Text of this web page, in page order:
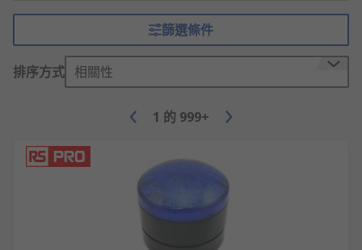
自動化操作，實現智能化，能幫助企業高效管
理資源和安排生產。
工業自動化設備的廠商推薦
RS 台灣為您提供了不同品牌的工業自動化設備，如
格、型號的產品供您挑選，從而滿足不同的應用場景
即日訂購，最快次日發貨，網上落單滿額即享免運
篩選條件
排序方式 相關性
1 的 999+